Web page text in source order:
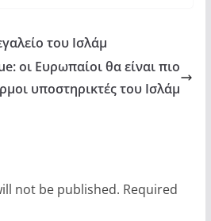
του Ισλάμ
οι Ευρωπαίοι θα είναι πιο
υποστηρικτές του Ισλάμ
not be published. Required